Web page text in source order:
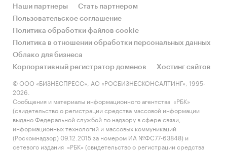
Наши партнеры
Стать партнером
Пользовательское соглашение
Политика обработки файлов cookie
Политика в отношении обработки персональных данных
Облако для бизнеса
Корпоративный регистратор доменов
Хостинг сайтов
© ООО «БИЗНЕСПРЕСС», АО «РОСБИЗНЕСКОНСАЛТИНГ», 1995-
2026.
Сообщения и материалы информационного агентства «РБК»
(свидетельство о регистрации средства массовой информации
выдано Федеральной службой по надзору в сфере связи,
информационных технологий и массовых коммуникаций
(Роскомнадзор) 09.12.2015 за номером ИА №ФС77-63848) и
сетевого издания «РБК» (свидетельство о регистрации средства